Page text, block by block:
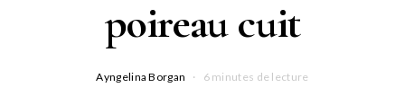
poireau cuit
Ayngelina Borgan 6 minutes de lecture